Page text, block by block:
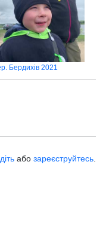
Бердихів 2021
або зареєструйтесь